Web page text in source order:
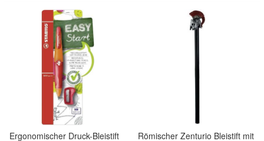
Ergonomischer Druck-Bleistift
Römischer Zenturio Bleistift mit